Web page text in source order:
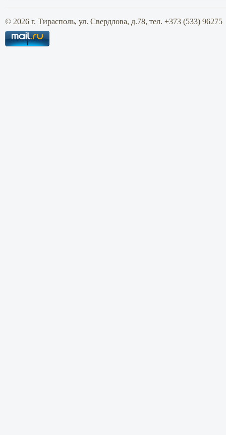
© 2026 г. Тирасполь, ул. Свердлова, д.78, тел. +373 (533) 96275